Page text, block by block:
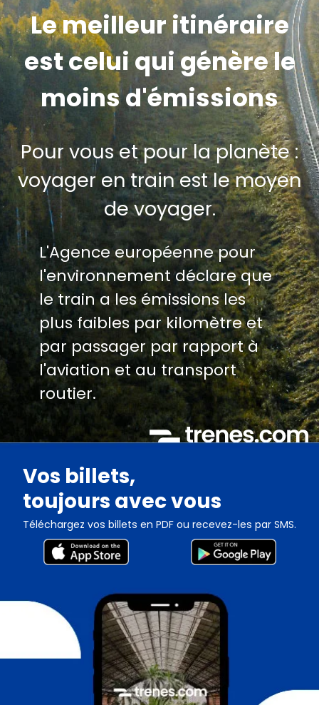
Le meilleur itinéraire
est celui qui génère le
moins d'émissions
Pour vous et pour la planète :
voyager en train est le moyen
de voyager.
L'Agence européenne pour
l'environnement déclare que
le train a les émissions les
plus faibles par kilomètre et
par passager par rapport à
l'aviation et au transport
routier.
Vos billets,
toujours avec vous
Téléchargez vos billets en PDF ou recevez-les par SMS.